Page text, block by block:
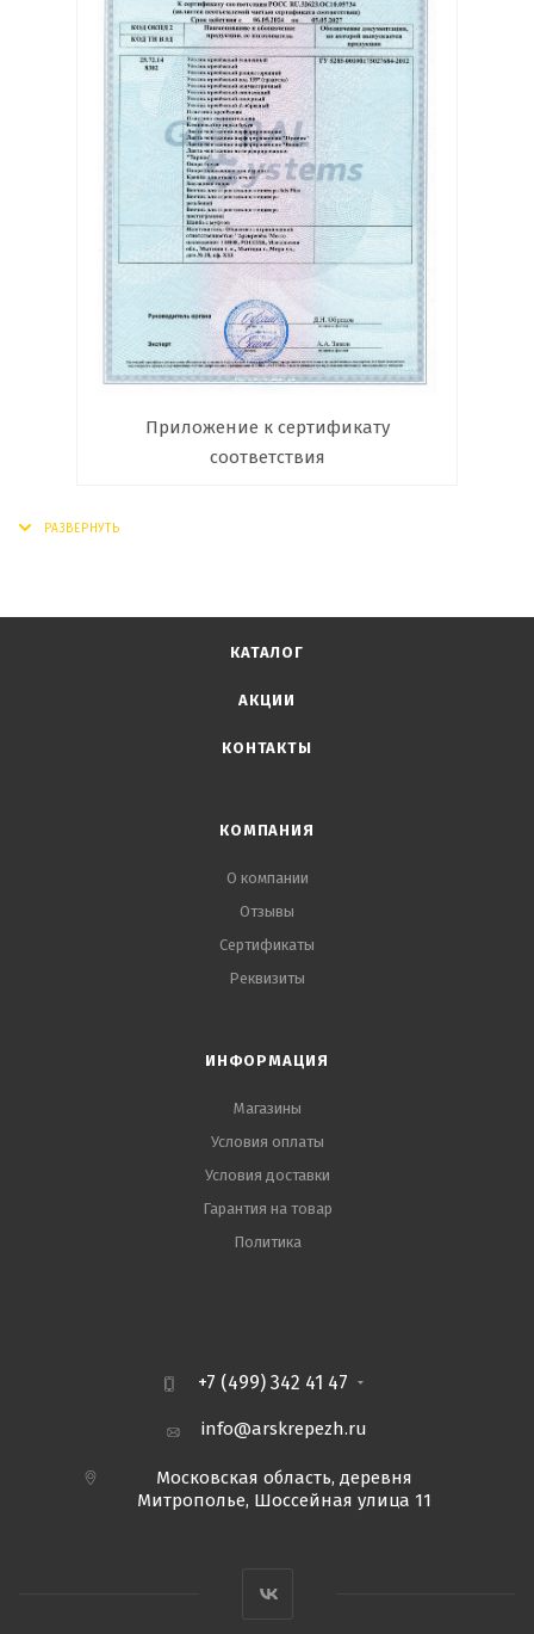
Приложение к сертификату
соответствия
КАТАЛОГ
АКЦИИ
КОНТАКТЫ
КОМПАНИЯ
О компании
Отзывы
Сертификаты
Реквизиты
ИНФОРМАЦИЯ
Магазины
Условия оплаты
Условия доставки
Гарантия на товар
Политика
+7 (499) 342 41 47
info@arskrepezh.ru
Московская область, деревня
Митрополье, Шоссейная улица 11